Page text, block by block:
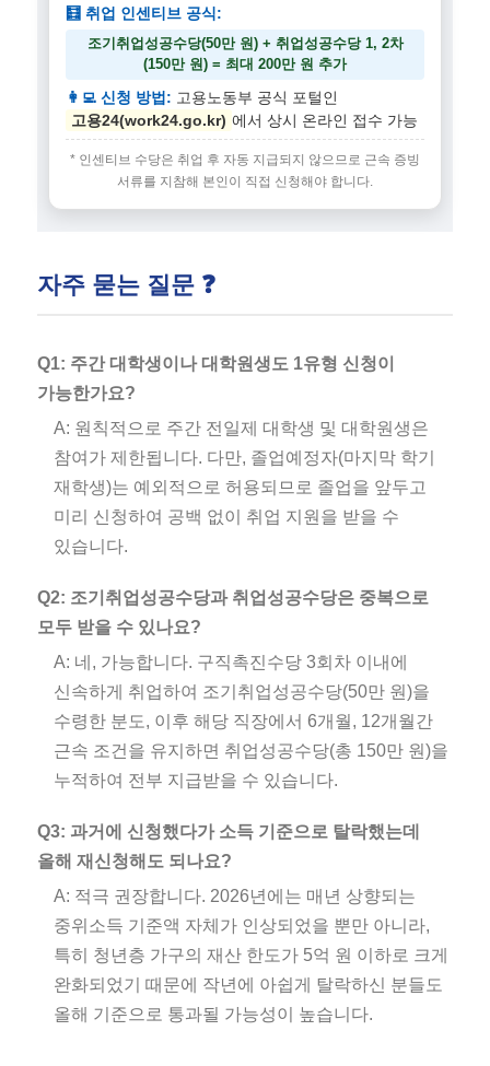
🧮 취업 인센티브 공식:
조기취업성공수당(50만 원) + 취업성공수당 1, 2차
(150만 원) = 최대 200만 원 추가
👩‍💻 신청 방법: 고용노동부 공식 포털인
고용24(work24.go.kr) 에서 상시 온라인 접수 가능
* 인센티브 수당은 취업 후 자동 지급되지 않으므로 근속 증빙
서류를 지참해 본인이 직접 신청해야 합니다.
자주 묻는 질문 ❓
Q1: 주간 대학생이나 대학원생도 1유형 신청이
가능한가요?
A: 원칙적으로 주간 전일제 대학생 및 대학원생은
참여가 제한됩니다. 다만, 졸업예정자(마지막 학기
재학생)는 예외적으로 허용되므로 졸업을 앞두고
미리 신청하여 공백 없이 취업 지원을 받을 수
있습니다.
Q2: 조기취업성공수당과 취업성공수당은 중복으로
모두 받을 수 있나요?
A: 네, 가능합니다. 구직촉진수당 3회차 이내에
신속하게 취업하여 조기취업성공수당(50만 원)을
수령한 분도, 이후 해당 직장에서 6개월, 12개월간
근속 조건을 유지하면 취업성공수당(총 150만 원)을
누적하여 전부 지급받을 수 있습니다.
Q3: 과거에 신청했다가 소득 기준으로 탈락했는데
올해 재신청해도 되나요?
A: 적극 권장합니다. 2026년에는 매년 상향되는
중위소득 기준액 자체가 인상되었을 뿐만 아니라,
특히 청년층 가구의 재산 한도가 5억 원 이하로 크게
완화되었기 때문에 작년에 아쉽게 탈락하신 분들도
올해 기준으로 통과될 가능성이 높습니다.